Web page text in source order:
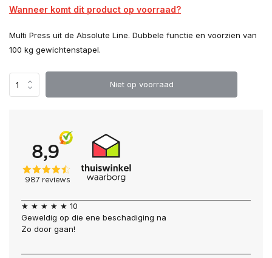
Wanneer komt dit product op voorraad?
Multi Press uit de Absolute Line. Dubbele functie en voorzien van
100 kg gewichtenstapel.
Niet op voorraad
★ ★ ★ ★ ★ 10
Geweldig op die ene beschadiging na
Zo door gaan!